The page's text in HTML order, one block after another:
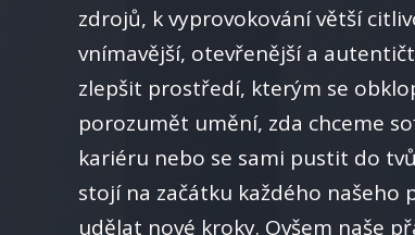
zdrojů, k vyprovokování větší
vnímavější, otevřenější a
zlepšit prostředí, kterým se
porozumět umění, zda chceme
kariéru nebo se sami pustit do
stojí na začátku každého našeho
udělat nové kroky. Ovšem naše